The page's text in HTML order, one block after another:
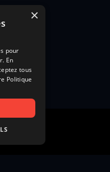
×
pour
En
tous
Politique